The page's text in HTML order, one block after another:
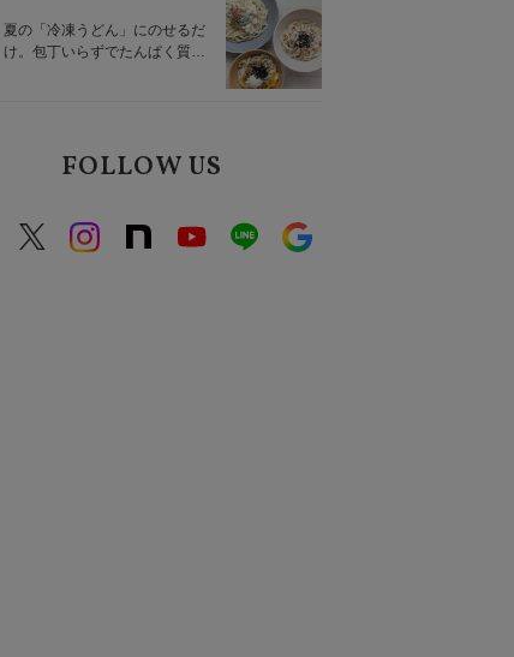
夏の「冷凍うどん」にのせるだ
け。包丁いらずでたんぱく質を
FOLLOW US
FacebookX（旧twitter）
instagram
note Youtubeline